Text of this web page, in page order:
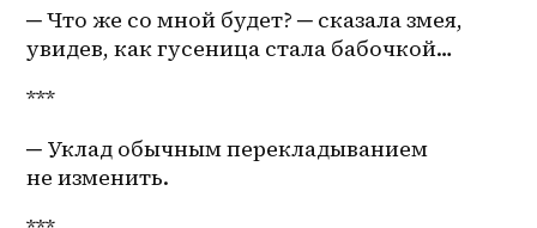
─ Что же со мной будет? ─ сказала змея,
увидев, как гусеница стала бабочкой…
***
─ Уклад обычным перекладыванием
не изменить.